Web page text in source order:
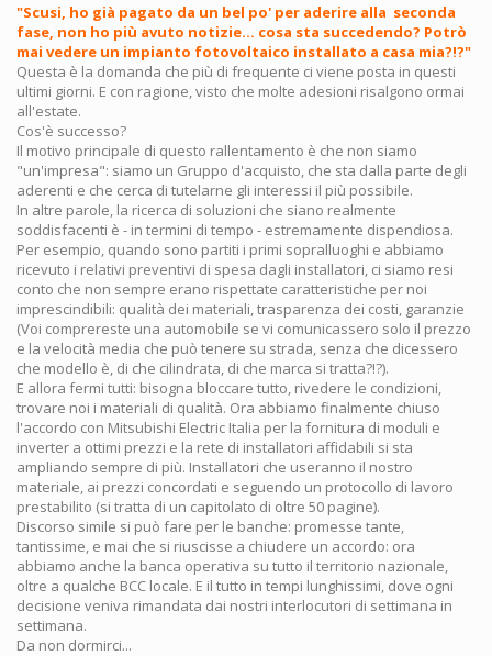
"Scusi, ho già pagato da un bel po' per aderire alla seconda
fase, non ho più avuto notizie... cosa sta succedendo? Potrò
mai vedere un impianto fotovoltaico installato a casa mia?!?"
Questa è la domanda che più di frequente ci viene posta in questi
ultimi giorni. E con ragione, visto che molte adesioni risalgono ormai
all'estate.
Cos'è successo?
Il motivo principale di questo rallentamento è che non siamo
"un'impresa": siamo un Gruppo d'acquisto, che sta dalla parte degli
aderenti e che cerca di tutelarne gli interessi il più possibile.
In altre parole, la ricerca di soluzioni che siano realmente
soddisfacenti è - in termini di tempo - estremamente dispendiosa.
Per esempio, quando sono partiti i primi sopralluoghi e abbiamo
ricevuto i relativi preventivi di spesa dagli installatori, ci siamo resi
conto che non sempre erano rispettate caratteristiche per noi
imprescindibili: qualità dei materiali, trasparenza dei costi, garanzie
(Voi comprereste una automobile se vi comunicassero solo il prezzo
e la velocità media che può tenere su strada, senza che dicessero
che modello è, di che cilindrata, di che marca si tratta?!?).
E allora fermi tutti: bisogna bloccare tutto, rivedere le condizioni,
trovare noi i materiali di qualità. Ora abbiamo finalmente chiuso
l'accordo con Mitsubishi Electric Italia per la fornitura di moduli e
inverter a ottimi prezzi e la rete di installatori affidabili si sta
ampliando sempre di più. Installatori che useranno il nostro
materiale, ai prezzi concordati e seguendo un protocollo di lavoro
prestabilito (si tratta di un capitolato di oltre 50 pagine).
Discorso simile si può fare per le banche: promesse tante,
tantissime, e mai che si riuscisse a chiudere un accordo: ora
abbiamo anche la banca operativa su tutto il territorio nazionale,
oltre a qualche BCC locale. E il tutto in tempi lunghissimi, dove ogni
decisione veniva rimandata dai nostri interlocutori di settimana in
settimana.
Da non dormirci...